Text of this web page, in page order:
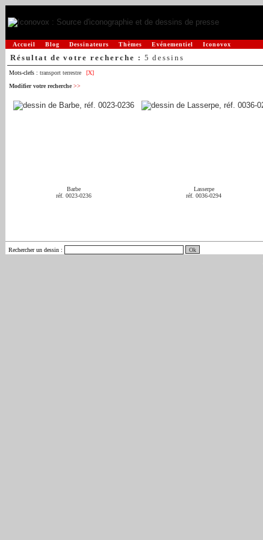
Accueil Blog Dessinateurs Thèmes Evénementiel Iconovox
Résultat de votre recherche : 5 dessins
Mots-clefs : transport terrestre
[X]
Modifier votre recherche >>
Barbe
réf. 0023-0236
Lasserpe
réf. 0036-0294
Rechercher un dessin :